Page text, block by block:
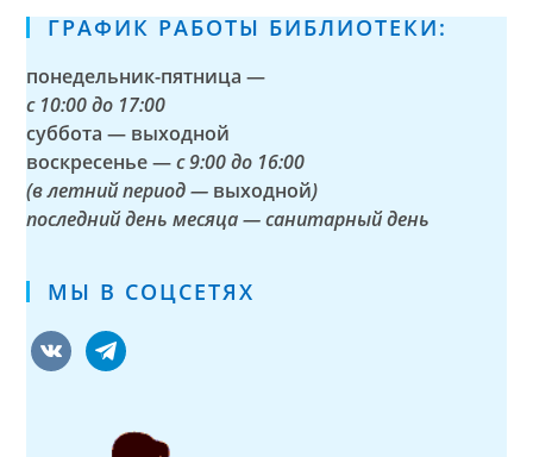
ГРАФИК РАБОТЫ БИБЛИОТЕКИ:
понедельник-пятница —
с 10:00 до 17:00
суббота — выходной
воскресенье —с 9:00 до 16:00
(в летний период — выходной)
последний день месяца — санитарный день
МЫ В СОЦСЕТЯХ
vkontaktetelegram